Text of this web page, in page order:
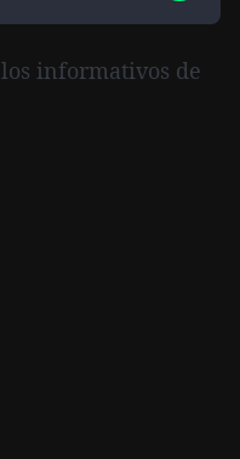
informativos de